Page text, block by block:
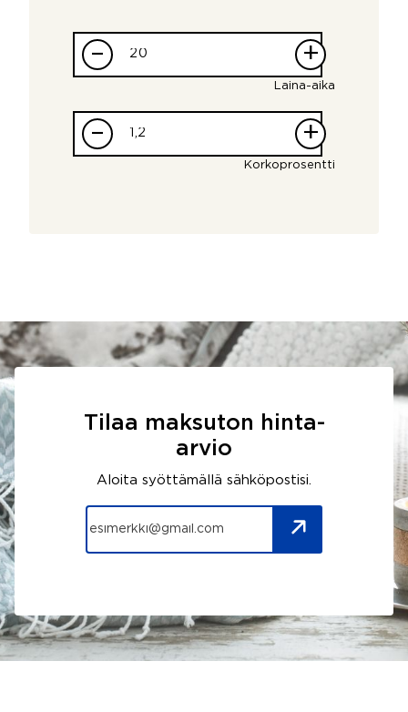
– +
Laina-aika
– +
Korkoprosentti
Tilaa maksuton hinta-
arvio
Aloita syöttämällä sähköpostisi.